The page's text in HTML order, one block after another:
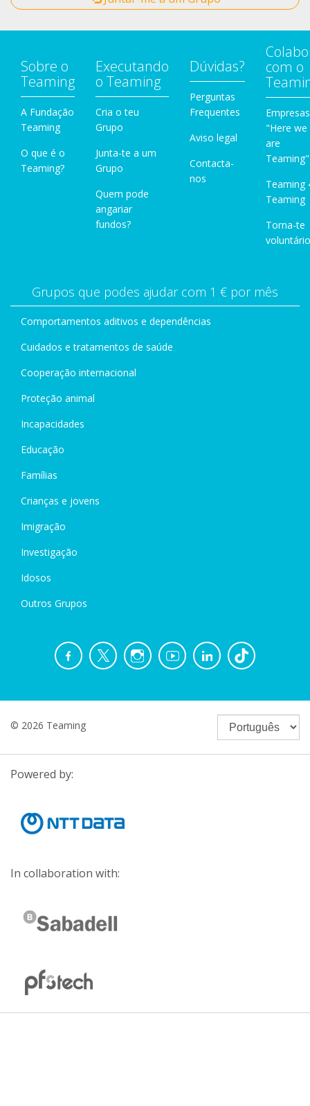
Sobre o
Teaming
A Fundação
Teaming
O que é o
Teaming?
Executando
o Teaming
Cria o teu
Grupo
Junta-te a um
Grupo
Quem pode
angariar
fundos?
Dúvidas?
Perguntas
Frequentes
Aviso legal
Contacta-
nos
com o
Empresas
"Here we
are
Teaming"
Teaming
Teaming
Torna-te
Grupos que podes ajudar com 1 € por mês
Comportamentos aditivos e dependências
Cuidados e tratamentos de saúde
Cooperação internacional
Proteção animal
Incapacidades
Educação
Famílias
Crianças e jovens
Imigração
Investigação
Idosos
Outros Grupos
© 2026 Teaming
Powered by:
In collaboration with: